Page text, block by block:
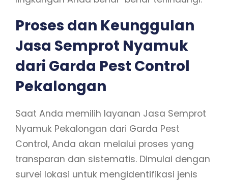
Proses dan Keunggulan
Jasa Semprot Nyamuk
dari Garda Pest Control
Pekalongan
Saat Anda memilih layanan Jasa Semprot
Nyamuk Pekalongan dari Garda Pest
Control, Anda akan melalui proses yang
transparan dan sistematis. Dimulai dengan
survei lokasi untuk mengidentifikasi jenis